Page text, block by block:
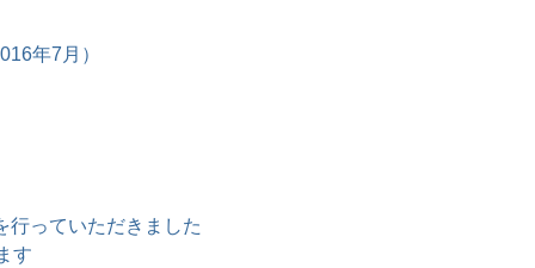
年7月）
行っていただきました
す